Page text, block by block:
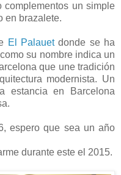
complementos un simple
en brazalete.
El Palauetdonde se ha
su nombre indica un
que une tradición
modernista. Un
estancia en Barcelona
espero que sea un año
durante este el 2015.